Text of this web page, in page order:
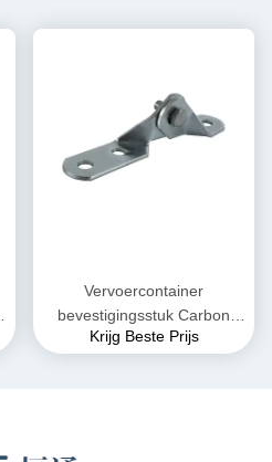
Vervoercontainer
bevestigingsstuk Carbon
Steel Clamp Anti Vibration
Krijg Beste Prijs